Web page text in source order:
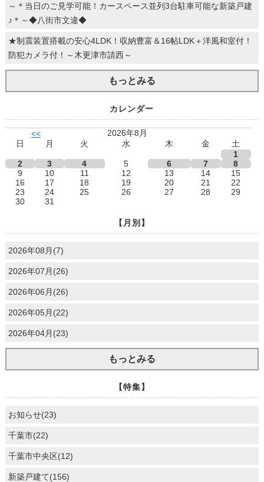
～＊当日のご見学可能！カースペース並列3台駐車可能な新築戸建
♪＊～◆八街市文違◆
★制震装置搭載の安心4LDK！収納豊富＆16帖LDK＋洋風和室付！
防犯カメラ付！～木更津市請西～
もっとみる
カレンダー
<<
2026年8月
日
月 火 水 木 金
土
1
2
3 4 5 6 7
8
9
10 11 12 13 14
15
16
17 18 19 20 21
22
23
24 25 26 27 28
29
30
31
【月別】
2026年08月(7)
2026年07月(26)
2026年06月(26)
2026年05月(22)
2026年04月(23)
もっとみる
【特集】
お知らせ(23)
千葉市(22)
千葉市中央区(12)
新築戸建て(156)